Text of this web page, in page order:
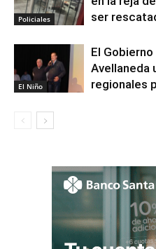
Policiales
ser
El Niño
El
Avellaneda
regionales